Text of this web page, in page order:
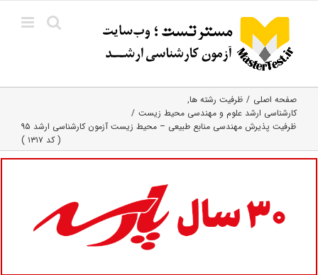
content
صفحه اصلی
ظرفیت رشته ها
کارشناسی ارشد علوم و مهندسی محیط زیست
ظرفیت پذیرش مهندسی منابع طبیعی – محیط زیست آزمون کارشناسی ارشد ۹۵
( کد ۱۳۱۷ )